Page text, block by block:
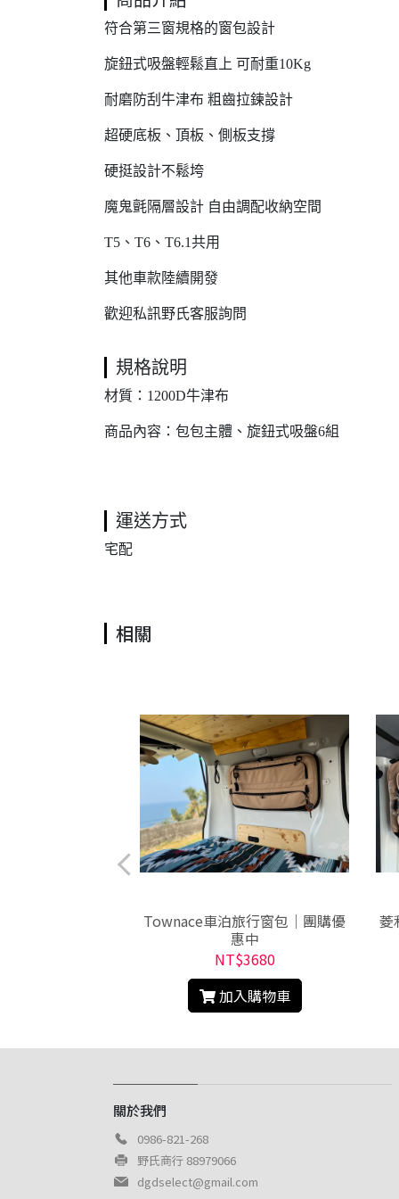
符合第三窗規格的窗包設計
旋鈕式吸盤輕鬆直上 可耐重10Kg
耐磨防刮牛津布 粗齒拉鍊設計
超硬底板、頂板、側板支撐
硬挺設計不鬆垮
魔鬼氈隔層設計 自由調配收納空間
T5、T6、T6.1共用
其他車款陸續開發
歡迎私訊野氏客服詢問
規格說明
材質：1200D牛津布
商品內容：包包主體、旋鈕式吸盤6組
運送方式
宅配
相關
Townace車泊旅行窗包｜團購優
惠中
NT$3680
加入購物車
菱
關於我們
0986-821-268
野氏商行 88979066
dgdselect@gmail.com